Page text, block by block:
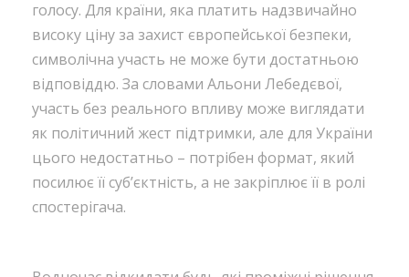
голосу. Для країни, яка платить надзвичайно
високу ціну за захист європейської безпеки,
символічна участь не може бути достатньою
відповіддю. За словами Альони Лебедєвої,
участь без реального впливу може виглядати
як політичний жест підтримки, але для України
цього недостатньо – потрібен формат, який
посилює її суб’єктність, а не закріплює її в ролі
спостерігача.